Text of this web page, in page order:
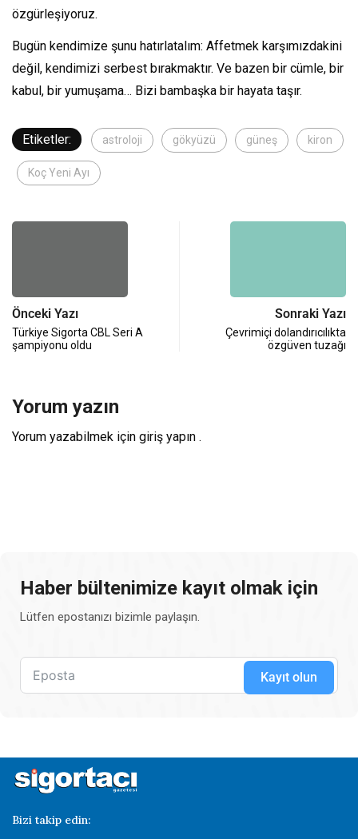
özgürleşiyoruz.
Bugün kendimize şunu hatırlatalım: Affetmek karşımızdakini
değil, kendimizi serbest bırakmaktır. Ve bazen bir cümle, bir
kabul, bir yumuşama… Bizi bambaşka bir hayata taşır.
Etiketler: astroloji gökyüzü güneş kiron
Koç Yeni Ayı
Önceki Yazı
Türkiye Sigorta CBL Seri A
şampiyonu oldu
Sonraki Yazı
Çevrimiçi dolandırıcılıkta
özgüven tuzağı
Yorum yazın
Yorum yazabilmek için giriş yapın .
Haber bültenimize kayıt olmak için
Lütfen epostanızı bizimle paylaşın.
Kayıt olun
Bizi takip edin: